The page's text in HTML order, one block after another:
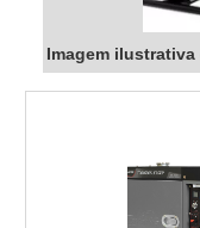
Imagem